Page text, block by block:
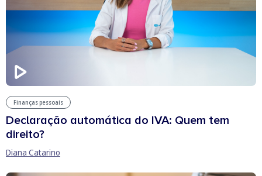
Finanças pessoais
Declaração automática do IVA: Quem tem
direito?
Diana Catarino